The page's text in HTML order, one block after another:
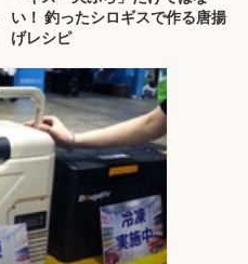
い！ 釣ったシロギスで作る唐揚
げレシピ